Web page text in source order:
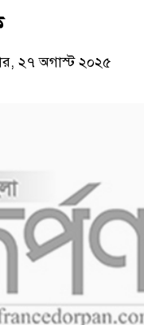
২৭ অগাস্ট ২০২৫